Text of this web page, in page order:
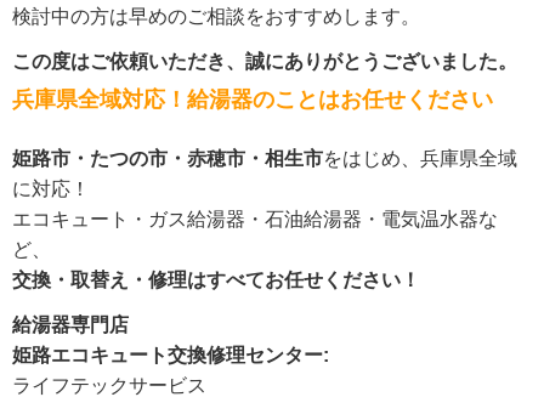
検討中の方は早めのご相談をおすすめします。
この度はご依頼いただき、誠にありがとうございました。
兵庫県全域対応！給湯器のことはお任せください
姫路市・たつの市・赤穂市・相生市をはじめ、兵庫県全域
に対応！
エコキュート・ガス給湯器・石油給湯器・電気温水器な
ど、
交換・取替え・修理はすべてお任せください！
給湯器専門店
姫路エコキュート交換修理センター:
ライフテックサービス